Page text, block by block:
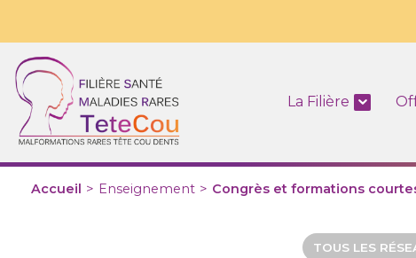
La Filière
Accueil > Enseignement > Congrès et formations
TOUS LES